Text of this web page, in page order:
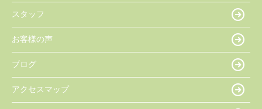
スタッフ
お客様の声
ブログ
アクセスマップ